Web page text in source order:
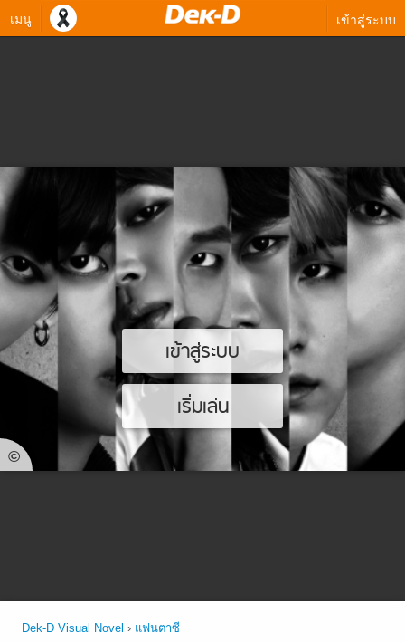
เมนู เข้าสู่ระบบ
เข้าสู่ระบบ
เริ่มเล่น
©
Dek-D Visual Novel › แฟนตาซี